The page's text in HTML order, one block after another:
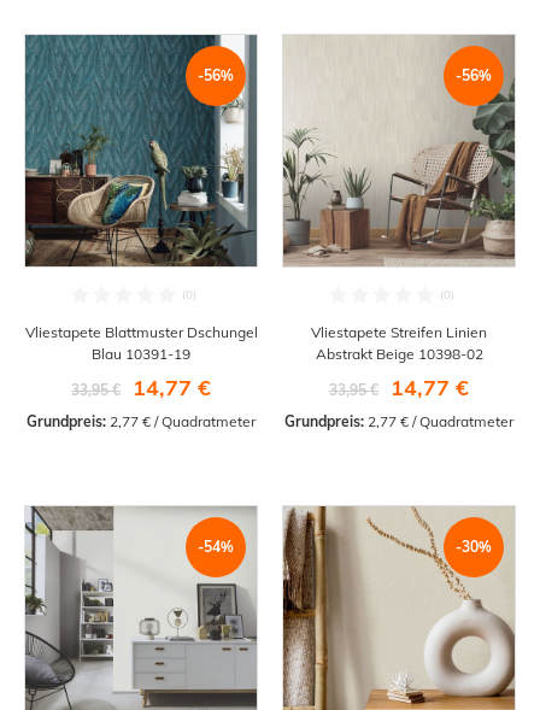
-56%
Vliestapete Blattmuster Dschungel
Blau 10391-19
33,95 €
14,77 €
Grundpreis: 2,77 € / Quadratmeter
-56%
Vliestapete Streifen Linien
Abstrakt Beige 10398-02
33,95 €
14,77 €
Grundpreis: 2,77 € / Quadratmeter
-54% -30%